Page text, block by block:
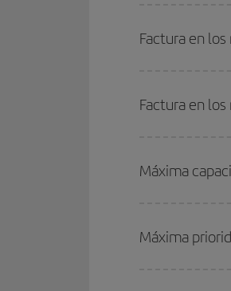
Factura en
Factura en
Máxima
Máxima